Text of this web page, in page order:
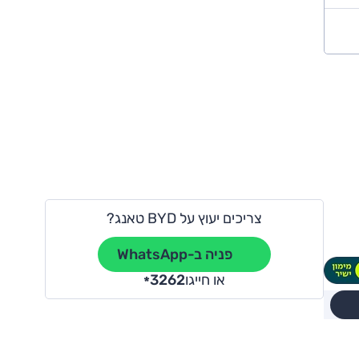
צריכים יעוץ על BYD טאנג?
פניה ב-WhatsApp
או חייגו
*3262